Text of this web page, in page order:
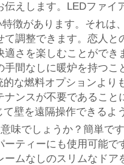
えします。LEDファイ
徴があります。それは
調整できます。恋人
さを楽しむことがで
間なしに暖炉を持つ
な燃料オプションよ
ンスが不要であるこ
壁を遠隔操作できるよ
でしょうか？簡単で
ティーにも使用可能
ムなしのスリムなド